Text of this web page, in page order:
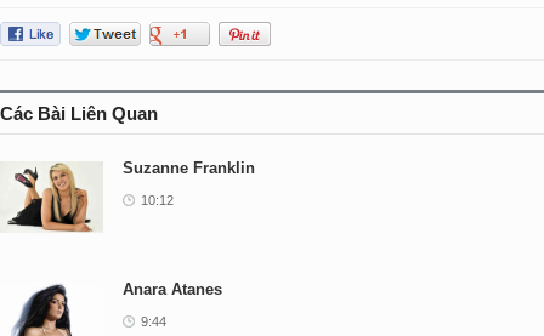
Các Bài Liên Quan
Suzanne Franklin
10:12
Anara Atanes
9:44